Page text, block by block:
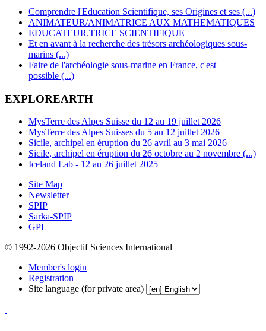
Comprendre l'Education Scientifique, ses Origines et ses (...)
ANIMATEUR/ANIMATRICE AUX MATHEMATIQUES
EDUCATEUR.TRICE SCIENTIFIQUE
Et en avant à la recherche des trésors archéologiques sous-
marins (...)
Faire de l'archéologie sous-marine en France, c'est
possible (...)
EXPLOREARTH
MysTerre des Alpes Suisse du 12 au 19 juillet 2026
MysTerre des Alpes Suisses du 5 au 12 juillet 2026
Sicile, archipel en éruption du 26 avril au 3 mai 2026
Sicile, archipel en éruption du 26 octobre au 2 novembre (...)
Iceland Lab - 12 au 26 juillet 2025
Site Map
Newsletter
SPIP
Sarka-SPIP
GPL
© 1992-2026 Objectif Sciences International
Member's login
Registration
Site language (for private area)